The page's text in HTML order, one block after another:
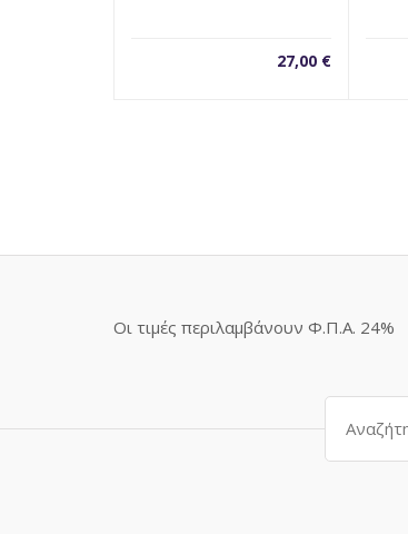
27,00 €
Οι τιμές περιλαμβάνουν Φ.Π.Α. 24%
Αναζήτηση
για: